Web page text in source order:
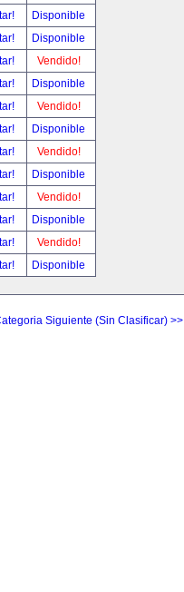
Disponible
Disponible
Vendido!
Disponible
Vendido!
Disponible
Vendido!
Disponible
Vendido!
Disponible
Vendido!
Disponible
Siguiente (Sin Clasificar) >>